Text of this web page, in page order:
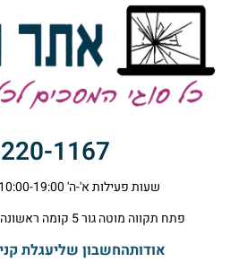
1167
שעות פעילות א'-ה' 10:00-19:00 שישי 10:00-14:00
פתח תקווה מוטה גור 5 קומה ראשונה ימינה מהמעלית עד הסוף
אודותהחשבון שליעגלת